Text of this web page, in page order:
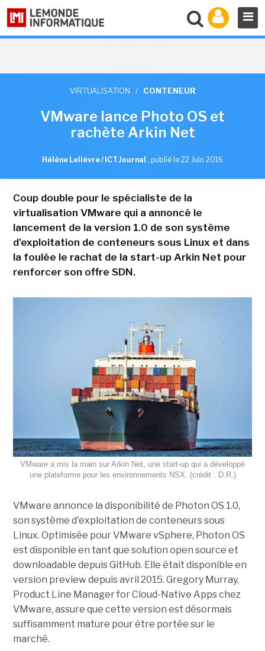
VIRTUALISATION / CONTENEUR
VMware lance Photo OS et
rachète Arkin Net
Hélène Lelièvre / ICT Journal , publié le 22 Juin 2016
Coup double pour le spécialiste de la
virtualisation VMware qui a annoncé le
lancement de la version 1.0 de son système
d'exploitation de conteneurs sous Linux et dans
la foulée le rachat de la start-up Arkin Net pour
renforcer son offre SDN.
VMware a mis la main sur Arkin Net, une start-up qui a développé
une plateforme pour les environnements NSX. (crédit : D.R.)
VMware annonce la disponibilité de Photon OS 1.0,
son système d'exploitation de conteneurs sous
Linux. Optimisée pour VMware vSphere, Photon OS
est disponible en tant que solution open source et
downloadable depuis GitHub. Elle était disponible en
version preview depuis avril 2015. Gregory Murray,
Product Line Manager for Cloud-Native Apps chez
VMware, assure que cette version est désormais
suffisamment mature pour être portée sur le
marché.